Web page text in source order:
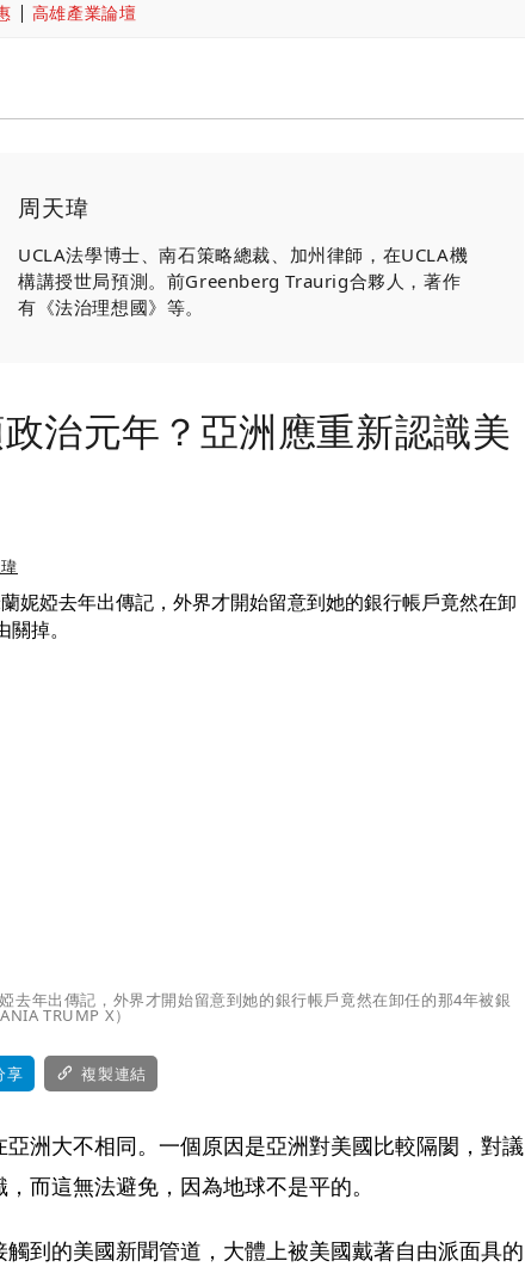
高雄產業論壇
周天瑋
UCLA法學博士、南石策略總裁、加州律師，在UCLA機
構講授世局預測。前Greenberg Traurig合夥人，著作
有《法治理想國》等。
治元年？亞洲應重新認識美
去年出傳記，外界才開始留意到她的銀行帳戶竟然在卸任的那4年被銀
TRUMP X）
享 複製連結
洲大不相同。一個原因是亞洲對美國比較隔閡，對議
而這無法避免，因為地球不是平的。
到的美國新聞管道，大體上被美國戴著自由派面具的